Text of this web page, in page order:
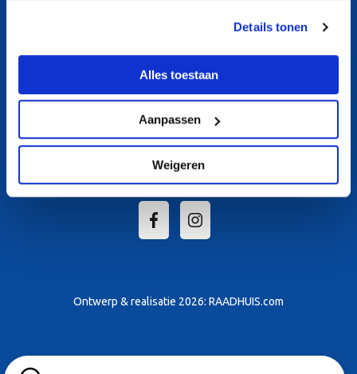
Details tonen
Alles toestaan
Aanpassen
Weigeren
Over ons
Socials
Ontwerp & realisatie 2026: RAADHUIS.com